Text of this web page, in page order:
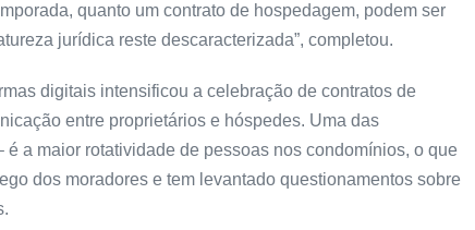
quanto um contrato de hospedagem, podem ser
jurídica reste descaracterizada”, completou.
digitais intensificou a celebração de contratos de
entre proprietários e hóspedes. Uma das
a maior rotatividade de pessoas nos condomínios, o que
dos moradores e tem levantado questionamentos sobre